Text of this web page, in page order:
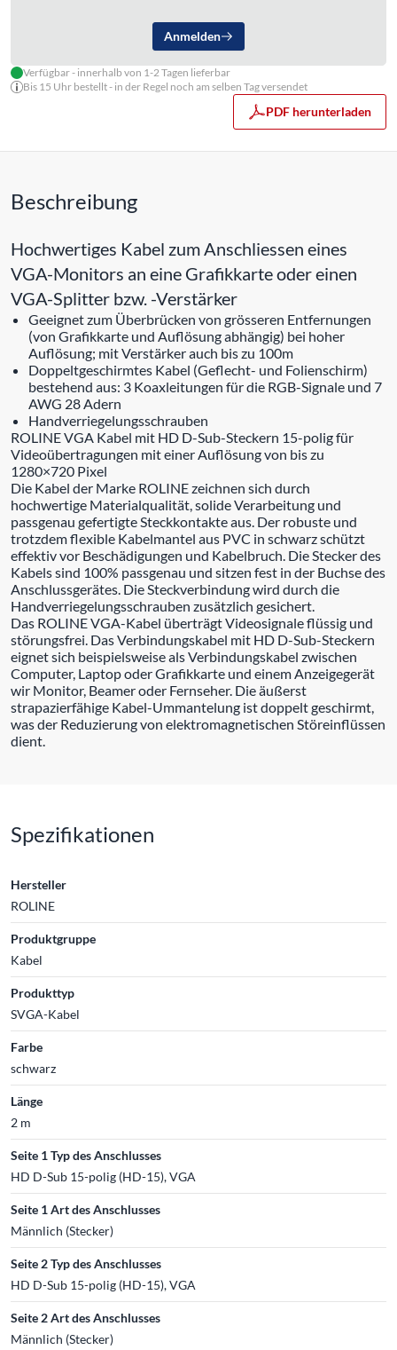
Anmelden
Verfügbar - innerhalb von 1-2 Tagen lieferbar
Bis 15 Uhr bestellt - in der Regel noch am selben Tag versendet
PDF herunterladen
Beschreibung
Hochwertiges Kabel zum Anschliessen eines
VGA-Monitors an eine Grafikkarte oder einen
VGA-Splitter bzw. -Verstärker
Geeignet zum Überbrücken von grösseren Entfernungen
(von Grafikkarte und Auflösung abhängig) bei hoher
Auflösung; mit Verstärker auch bis zu 100m
Doppeltgeschirmtes Kabel (Geflecht- und Folienschirm)
bestehend aus: 3 Koaxleitungen für die RGB-Signale und 7
AWG 28 Adern
Handverriegelungsschrauben
ROLINE VGA Kabel mit HD D-Sub-Steckern 15-polig für
Videoübertragungen mit einer Auflösung von bis zu
1280×720 Pixel
Die Kabel der Marke ROLINE zeichnen sich durch
hochwertige Materialqualität, solide Verarbeitung und
passgenau gefertigte Steckkontakte aus. Der robuste und
trotzdem flexible Kabelmantel aus PVC in schwarz schützt
effektiv vor Beschädigungen und Kabelbruch. Die Stecker des
Kabels sind 100% passgenau und sitzen fest in der Buchse des
Anschlussgerätes. Die Steckverbindung wird durch die
Handverriegelungsschrauben zusätzlich gesichert.
Das ROLINE VGA-Kabel überträgt Videosignale flüssig und
störungsfrei. Das Verbindungskabel mit HD D-Sub-Steckern
eignet sich beispielsweise als Verbindungskabel zwischen
Computer, Laptop oder Grafikkarte und einem Anzeigegerät
wir Monitor, Beamer oder Fernseher. Die äußerst
strapazierfähige Kabel-Ummantelung ist doppelt geschirmt,
was der Reduzierung von elektromagnetischen Störeinflüssen
dient.
Spezifikationen
Hersteller
ROLINE
Produktgruppe
Kabel
Produkttyp
SVGA-Kabel
Farbe
schwarz
Länge
2 m
Seite 1 Typ des Anschlusses
HD D-Sub 15-polig (HD-15), VGA
Seite 1 Art des Anschlusses
Männlich (Stecker)
Seite 2 Typ des Anschlusses
HD D-Sub 15-polig (HD-15), VGA
Seite 2 Art des Anschlusses
Männlich (Stecker)